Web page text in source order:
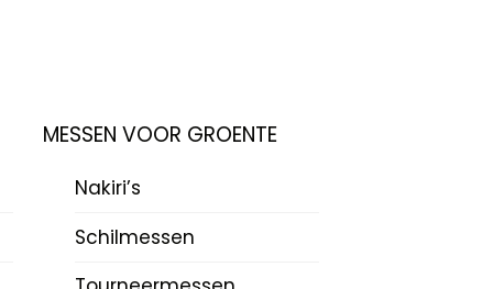
MESSEN VOOR GROENTE
Nakiri’s
Schilmessen